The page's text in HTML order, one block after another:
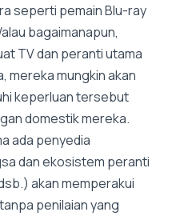
seperti pemain Blu-ray
bagaimanapun,
TV dan peranti utama
mereka mungkin akan
keperluan tersebut
domestik mereka.
ada penyedia
dan ekosistem peranti
akan memperakui
penilaian yang